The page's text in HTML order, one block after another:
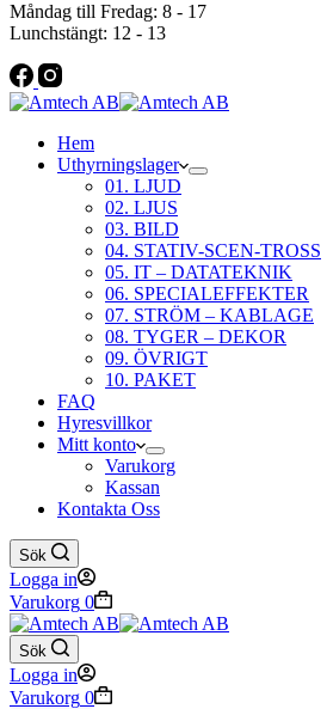
Måndag till Fredag: 8 - 17
Lunchstängt: 12 - 13
Hem
Uthyrningslager
01. LJUD
02. LJUS
03. BILD
04. STATIV-SCEN-TROSS
05. IT – DATATEKNIK
06. SPECIALEFFEKTER
07. STRÖM – KABLAGE
08. TYGER – DEKOR
09. ÖVRIGT
10. PAKET
FAQ
Hyresvillkor
Mitt konto
Varukorg
Kassan
Kontakta Oss
Sök
Logga in
Varukorg 0
Sök
Logga in
Varukorg 0